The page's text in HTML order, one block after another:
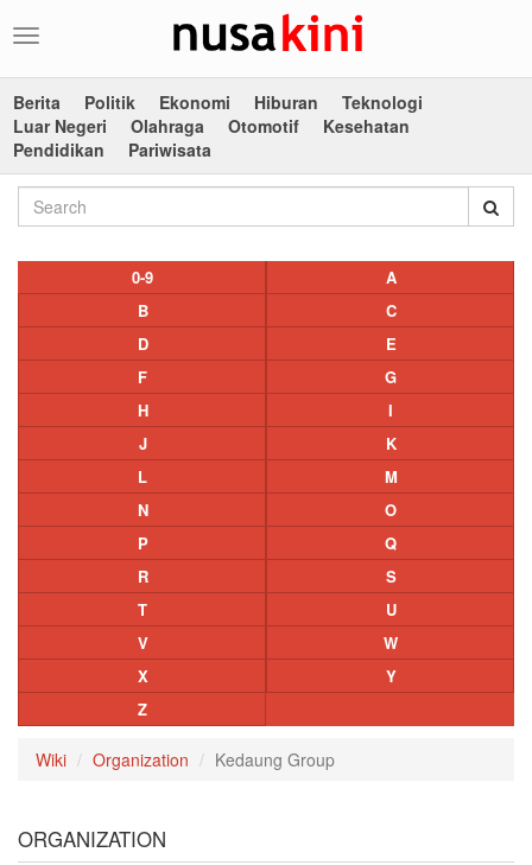
Toggle
Berita
Politik Ekonomi Hiburan
Teknologi
Luar Negeri
Olahraga Otomotif
Kesehatan
Pendidikan
Pariwisata
0-9
A
B
C
D
E
F
G
H
I
J
K
L
M
N
O
P
Q
R
S
T
U
V
W
X
Y
Z
Wiki Organization Kedaung Group
ORGANIZATION